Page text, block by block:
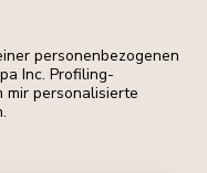
personenbezogenen
Inc. Profiling-
mir personalisierte